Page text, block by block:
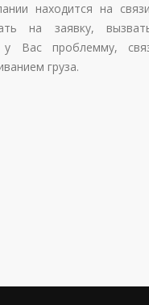
находится на
на заявку,
у Вас проблемму,
груза.